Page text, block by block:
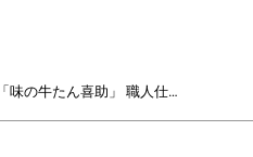
宮城・仙台 「味の牛たん喜助」 職人仕込牛たん詰合せ【2640-0027】